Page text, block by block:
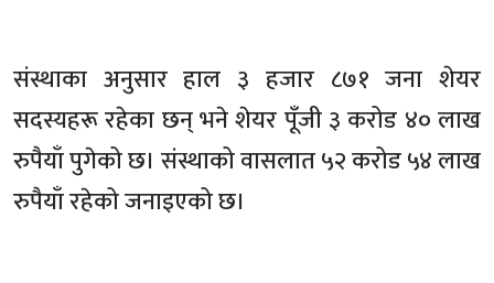
संस्थाका अनुसार हाल ३ हजार ८७१ जना शेयर
सदस्यहरू रहेका छन् भने शेयर पूँजी ३ करोड ४० लाख
रुपैयाँ पुगेको छ। संस्थाको वासलात ५२ करोड ५४ लाख
रुपैयाँ रहेको जनाइएको छ।